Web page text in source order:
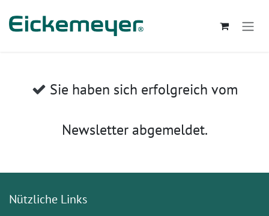
Sie haben sich erfolgreich vom
Newsletter abgemeldet.
Nützliche Links